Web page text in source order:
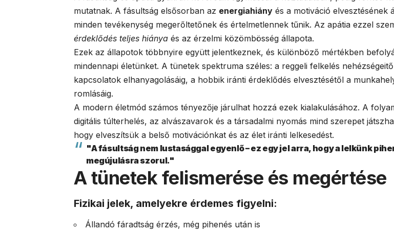
mutatnak. A fásultság elsősorban az energiahiány és a motiváció elvesztésének
minden tevékenység megerőltetőnek és értelmetlennek tűnik. Az apátia ezzel
érdeklődés teljes hiánya és az érzelmi közömbösség állapota.
Ezek az állapotok többnyire együtt jelentkeznek, és különböző mértékben
mindennapi életünket. A tünetek spektruma széles: a reggeli felkelés
kapcsolatok elhanyagolásáig, a hobbik iránti érdeklődés elvesztésétől a
romlásáig.
A modern életmód számos tényezője járulhat hozzá ezek kialakulásához. A
digitális túlterhelés, az alvászavarok és a társadalmi nyomás mind szerepet
hogy elveszítsük a belső motivációnkat és az élet iránti lelkesedést.
"A fásultság nem lustasággal egyenlő – ez egy jel arra, hogy a lelkünk
megújulásra szorul."
A tünetek felismerése és megértése
Fizikai jelek, amelyekre érdemes figyelni:
Állandó fáradtság érzés, még pihenés után is